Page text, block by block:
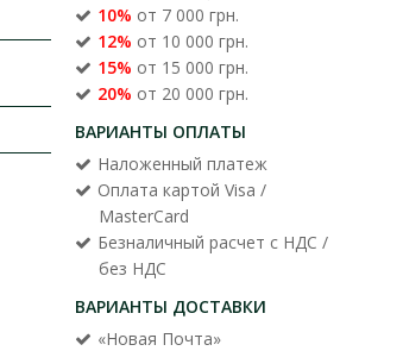
10% от 7 000 грн.
12% от 10 000 грн.
15% от 15 000 грн.
20% от 20 000 грн.
ВАРИАНТЫ ОПЛАТЫ
Наложенный платеж
Оплата картой Visa /
MasterCard
Безналичный расчет с НДС /
без НДС
ВАРИАНТЫ ДОСТАВКИ
«Новая Почта»